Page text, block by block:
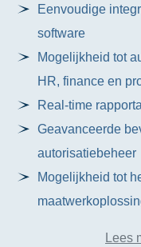
Eenvoudige
software
Mogelijkheid tot
HR, finance en
Real-time
Geavanceerde
autorisatiebeheer
Mogelijkheid tot
Lees